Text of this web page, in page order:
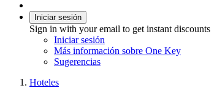
Iniciar sesión
Sign in with your email to get instant discounts
Iniciar sesión
Más información sobre One Key
Sugerencias
Hoteles